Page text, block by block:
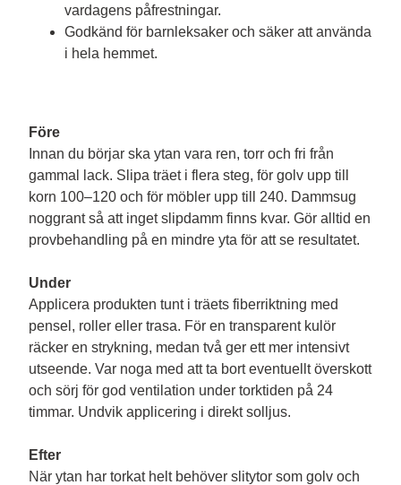
vardagens påfrestningar.
Godkänd för barnleksaker och säker att använda
i hela hemmet.
Före
Innan du börjar ska ytan vara ren, torr och fri från
gammal lack. Slipa träet i flera steg, för golv upp till
korn 100–120 och för möbler upp till 240. Dammsug
noggrant så att inget slipdamm finns kvar. Gör alltid en
provbehandling på en mindre yta för att se resultatet.
Under
Applicera produkten tunt i träets fiberriktning med
pensel, roller eller trasa. För en transparent kulör
räcker en strykning, medan två ger ett mer intensivt
utseende. Var noga med att ta bort eventuellt överskott
och sörj för god ventilation under torktiden på 24
timmar. Undvik applicering i direkt solljus.
Efter
När ytan har torkat helt behöver slitytor som golv och